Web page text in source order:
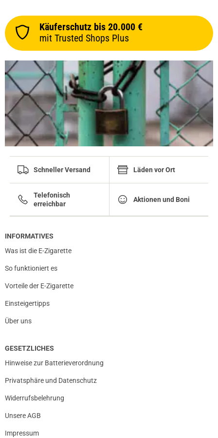
Käuferschutz bis 20.000 €
mit Trusted Shops Plus
Schneller Versand Läden vor Ort
Telefonisch
erreichbar
Aktionen und Boni
INFORMATIVES
Was ist die E-Zigarette
So funktioniert es
Vorteile der E-Zigarette
Einsteigertipps
Über uns
GESETZLICHES
Hinweise zur Batterieverordnung
Privatsphäre und Datenschutz
Widerrufsbelehrung
Unsere AGB
Impressum